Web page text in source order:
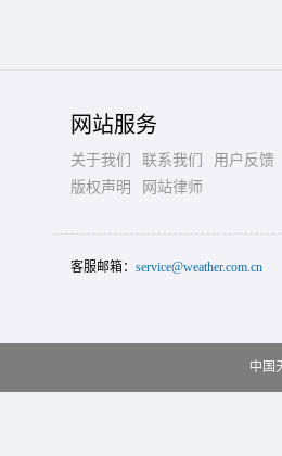
网站服务
关于我们 联系我们
用户反馈
版权声明
网站律师
客服邮箱： service@weather.com.cn
中国